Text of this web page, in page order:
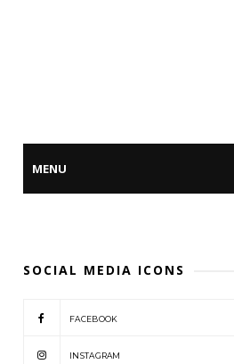
SOCIAL MEDIA ICONS
FACEBOOK
INSTAGRAM